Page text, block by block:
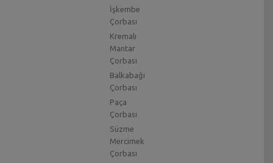
İşkembe
Çorbası
Kremalı
Mantar
Çorbası
Balkabağı
Çorbası
Paça
Çorbası
Süzme
Mercimek
Çorbası